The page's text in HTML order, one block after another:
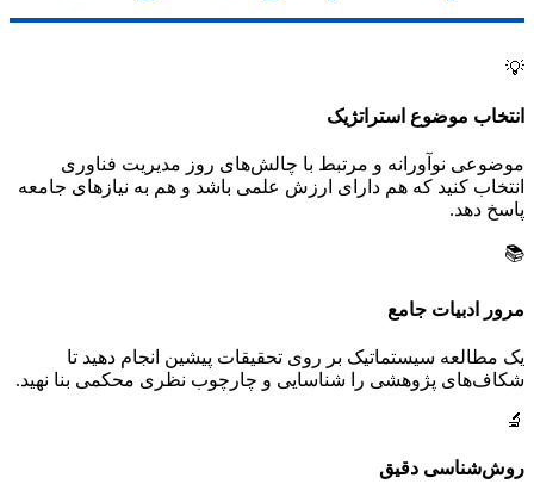
💡
انتخاب موضوع استراتژیک
موضوعی نوآورانه و مرتبط با چالش‌های روز مدیریت فناوری
انتخاب کنید که هم دارای ارزش علمی باشد و هم به نیازهای جامعه
پاسخ دهد.
📚
مرور ادبیات جامع
یک مطالعه سیستماتیک بر روی تحقیقات پیشین انجام دهید تا
شکاف‌های پژوهشی را شناسایی و چارچوب نظری محکمی بنا نهید.
🔬
روش‌شناسی دقیق